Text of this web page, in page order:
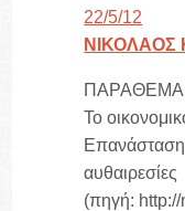
22/5/12
ΝΙΚΟΛΑΟΣ
Το
αυθαιρεσίες
(πηγή: